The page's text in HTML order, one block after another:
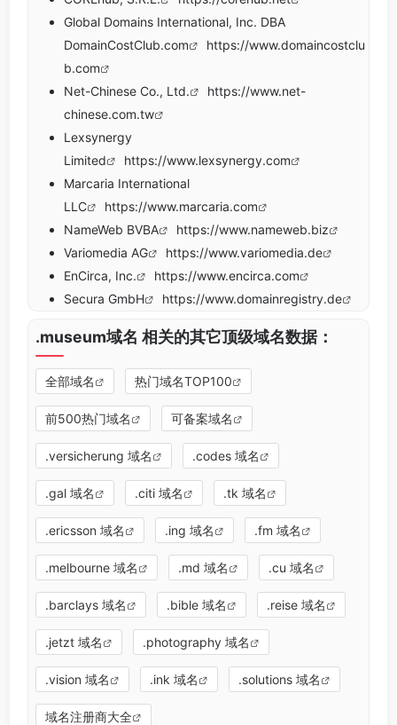
Global Domains International, Inc. DBA
DomainCostClub.com
https://www.domaincostclu
b.com
Net-Chinese Co., Ltd.
https://www.net-
chinese.com.tw
Lexsynergy
Limited
https://www.lexsynergy.com
Marcaria International
LLC
https://www.marcaria.com
NameWeb BVBA
https://www.nameweb.biz
Variomedia AG
https://www.variomedia.de
EnCirca, Inc.
https://www.encirca.com
Secura GmbH
https://www.domainregistry.de
.museum域名 相关的其它顶级域名数据：
全部域名 热门域名TOP100
前500热门域名 可备案域名
.versicherung 域名 .codes 域名
.gal 域名 .citi 域名 .tk 域名
.ericsson 域名 .ing 域名 .fm 域名
.melbourne 域名 .md 域名 .cu 域名
.barclays 域名 .bible 域名 .reise 域名
.jetzt 域名 .photography 域名
.vision 域名 .ink 域名 .solutions 域名
域名注册商大全